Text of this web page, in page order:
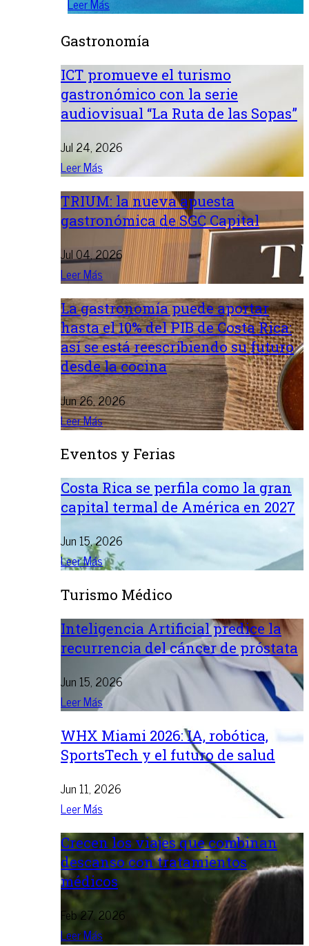
Gastronomía
ICT promueve el turismo
gastronómico con la serie
audiovisual “La Ruta de las Sopas”
Jul 24, 2026
Leer Más
TRIUM: la nueva apuesta
gastronómica de SGC Capital
Jul 04, 2026
Leer Más
La gastronomía puede aportar
hasta el 10% del PIB de Costa Rica:
así se está reescribiendo su futuro
desde la cocina
Jun 26, 2026
Leer Más
Eventos y Ferias
Costa Rica se perfila como la gran
capital termal de América en 2027
Jun 15, 2026
Leer Más
Turismo Médico
Inteligencia Artificial predice la
recurrencia del cáncer de próstata
Jun 15, 2026
Leer Más
WHX Miami 2026: IA, robótica,
SportsTech y el futuro de salud
Jun 11, 2026
Leer Más
Crecen los viajes que combinan
descanso con tratamientos
médicos
Feb 27, 2026
Leer Más